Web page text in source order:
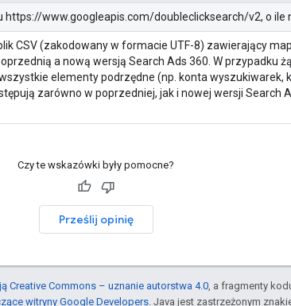
https://www.googleapis.com/doubleclicksearch/v2, o ile
CSV (zakodowany w formacie UTF-8) zawierający
a nową wersją Search Ads 360. W przypadku
elementy podrzędne (np. konta wyszukiwarek,
zarówno w poprzedniej, jak i nowej wersji Search
Czy te wskazówki były pomocne?
Prześlij opinię
Creative Commons – uznanie autorstwa 4.0 , a fragmenty
witryny Google Developers . Java jest zastrzeżonym